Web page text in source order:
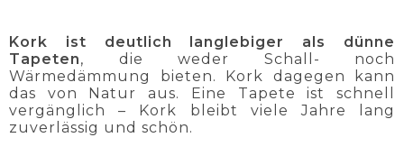
Kork ist deutlich langlebiger als dünne
Tapeten, die weder Schall- noch
Wärmedämmung bieten. Kork dagegen kann
das von Natur aus. Eine Tapete ist schnell
vergänglich – Kork bleibt viele Jahre lang
zuverlässig und schön.